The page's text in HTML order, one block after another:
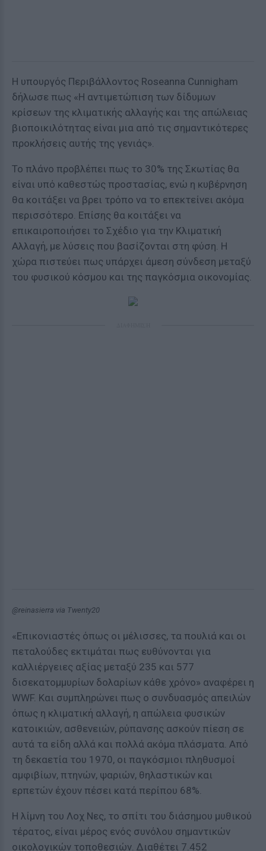
Η υπουργός Περιβάλλοντος Roseanna Cunnigham
δήλωσε πως «Η αντιμετώπιση των δίδυμων
κρίσεων της κλιματικής αλλαγής και της απώλειας
βιοποικιλότητας είναι μια από τις σημαντικότερες
προκλήσεις αυτής της γενιάς».
Το πλάνο προβλέπει πως το 30% της Σκωτίας θα
είναι υπό καθεστώς προστασίας, ενώ η κυβέρνηση
θα κοιτάξει να βρει τρόπο να το επεκτείνει ακόμα
περισσότερο. Επίσης θα κοιτάξει να
επικαιροποιήσει το Σχέδιο για την Κλιματική
Αλλαγή, με λύσεις που βασίζονται στη φύση. Η
χώρα πιστεύει πως υπάρχει άμεση σύνδεση μεταξύ
του φυσικού κόσμου και της παγκόσμια οικονομίας.
@reinasierra via Twenty20
«Επικονιαστές όπως οι μέλισσες, τα πουλιά και οι
πεταλούδες εκτιμάται πως ευθύνονται για
καλλιέργειες αξίας μεταξύ 235 και 577
δισεκατομμυρίων δολαρίων κάθε χρόνο» αναφέρει η
WWF. Και συμπληρώνει πως ο συνδυασμός απειλών
όπως η κλιματική αλλαγή, η απώλεια φυσικών
κατοικιών, ασθενειών, ρύπανσης ασκούν πίεση σε
αυτά τα είδη αλλά και πολλά ακόμα πλάσματα. Από
τη δεκαετία του 1970, οι παγκόσμιοι πληθυσμοί
αμφιβίων, πτηνών, ψαριών, θηλαστικών και
ερπετών έχουν πέσει κατά περίπου 68%.
Η λίμνη του Λοχ Νες, το σπίτι του διάσημου μυθικού
τέρατος, είναι μέρος ενός συνόλου σημαντικών
οικολογικών τοποθεσιών. Διαθέτει 7.452